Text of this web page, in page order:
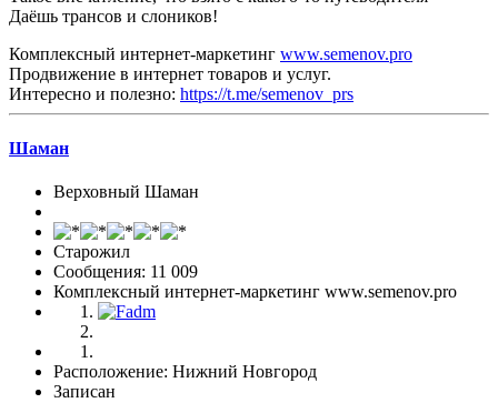
Даёшь трансов и слоников!
Комплексный интернет-маркетинг www.semenov.pro
Продвижение в интернет товаров и услуг.
Интересно и полезно: https://t.me/semenov_prs
Шаман
Верховный Шаман
Старожил
Сообщения: 11 009
Комплексный интернет-маркетинг www.semenov.pro
Расположение: Нижний Новгород
Записан